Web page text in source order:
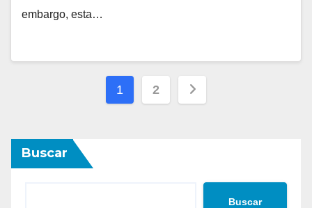
embargo, esta…
Paginación
1 2
Buscar
Buscar